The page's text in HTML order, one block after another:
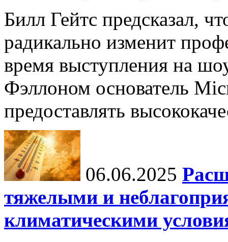
Билл Гейтс предсказал,
радикально изменит
время выступления на
Фэллоном основатель
предоставлять
06.06.2025
тяжелыми и
климатическими